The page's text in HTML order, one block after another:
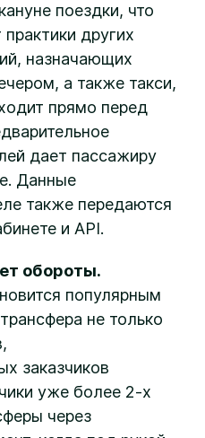
поездки, что
других
назначающих
а также такси,
прямо перед
дает пассажиру
Данные
также передаются
и API.
обороты.
популярным
не только
заказчиков
уже более 2-х
через